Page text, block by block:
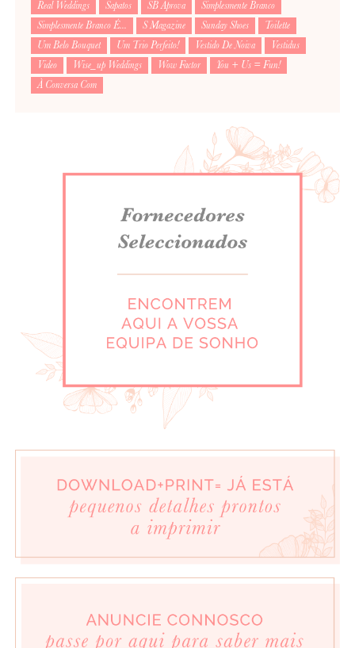
Real Weddings Sapatos SB Aprova
Simplesmente Branco
Simplesmente Branco É...
S Magazine Sunday Shoes
Toilette
Um Belo Bouquet
Um Trio Perfeito! Vestido De Noiva
Vestidus
Video
Wise_up Weddings Wow Factor
You + Us = Fun!
À Conversa Com